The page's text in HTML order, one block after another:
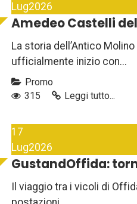
Lug2026
Amedeo Castelli
La storia dell’Antico Molino
ufficialmente inizio con...
Promo
315
Leggi tutto...
17
Lug2026
GustandOffida:
Il viaggio tra i vicoli di